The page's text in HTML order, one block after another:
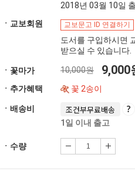
2018년 03월 10일
ㆍ교보회원
교보문고 ID 연결하기
도서를 구입하시면
받으실 수 있습니다.
ㆍ꽃마가 10,000원 9,000
ㆍ추가혜택 꽃 2송이
ㆍ배송비 조건부무료배송
1일 이내 출고
ㆍ수량